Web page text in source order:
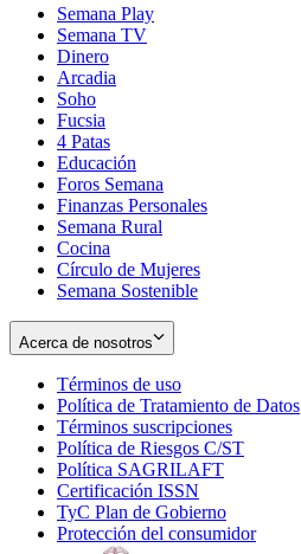
Semana Play
Semana TV
Dinero
Arcadia
Soho
in
new
window
Fucsia
in
new
window
4 Patas
Educación
Foros Semana
Finanzas Personales
Semana Rural
Cocina
Círculo de Mujeres
Semana Sostenible
Acerca de nosotros
Términos de uso
in
new
window
Política de Tratamiento de Datos
Términos suscripciones
in
Política de Riesgos C/ST
Política SAGRILAFT
new
window
Certificación ISSN
in
new
TyC Plan de Gobierno
in
Protección del consumidorOpens